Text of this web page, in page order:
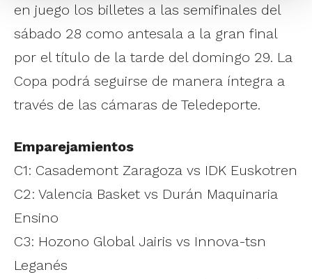
en juego los billetes a las semifinales del
sábado 28 como antesala a la gran final
por el título de la tarde del domingo 29. La
Copa podrá seguirse de manera íntegra a
través de las cámaras de Teledeporte.
Emparejamientos
C1: Casademont Zaragoza vs IDK Euskotren
C2: Valencia Basket vs Durán Maquinaria
Ensino
C3: Hozono Global Jairis vs Innova-tsn
Leganés